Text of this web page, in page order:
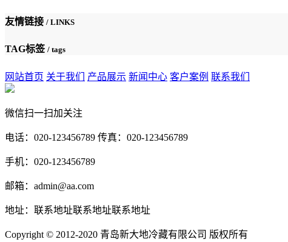
友情链接 / LINKS
TAG标签 / tags
网站首页 关于我们 产品展示 新闻中心 客户案例 联系我们
微信扫一扫加关注
电话：020-123456789 传真：020-123456789
手机：020-123456789
邮箱：admin@aa.com
地址：联系地址联系地址联系地址
Copyright © 2012-2020 青岛新大地冷藏有限公司 版权所有